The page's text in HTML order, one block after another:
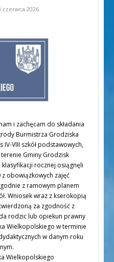
czerwca 2026
i zachęcam do składania
Burmistrza Grodziska
VIII szkół podstawowych,
Gminy Grodzisk
rocznej osiągnęli
obowiązkowych zajęć
z ramowym planem
Wniosek wraz z kserokopią
za zgodność z
rodzic lub opiekun prawny
Wielkopolskiego w terminie
w danym roku
Wielkopolskiego